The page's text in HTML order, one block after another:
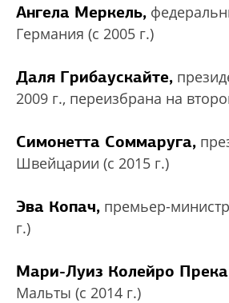
Ангела Меркель,
Германия (с 2005 г.)
Даля Грибаускайте,
2009 г., переизбрана на
Симонетта Соммаруга,
Швейцарии (с 2015 г.)
Эва Копач, премьер-
г.)
Мари-Луиз Колейро
Мальты (с 2014 г.)